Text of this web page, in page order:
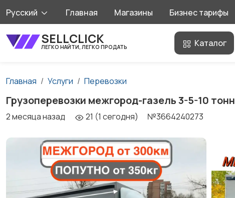
Русский Главная Магазины Бизнес тарифы
SELLCLICK
ЛЕГКО НАЙТИ, ЛЕГКО ПРОДАТЬ Каталог
Главная Услуги Перевозки
Грузоперевозки межгород-газель 3-5-10 тонн
2 месяца назад 21 (1 сегодня) №3664240273